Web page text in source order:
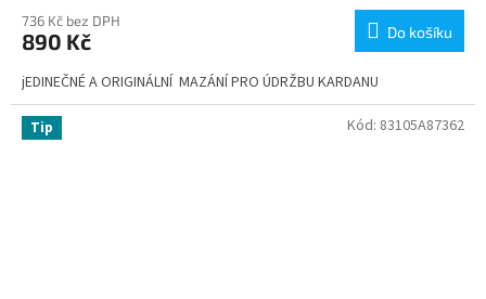
736 Kč bez DPH
890 Kč Do košíku
jEDINEČNÉ A ORIGINÁLNÍ MAZÁNÍ PRO ÚDRŽBU KARDANU
Tip Kód: 83105A87362